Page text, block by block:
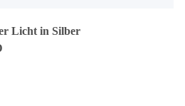
Licht in Silber